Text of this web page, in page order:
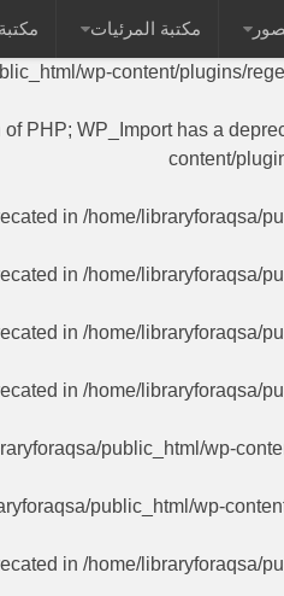
in a future version of
wp-content/plugins/
PHP; WP_Import has a
content/
in /home/libraryforaqsa/
in /home/libraryforaqsa/
in /home/libraryforaqsa/
in /home/libraryforaqsa/
public_html/wp-
public_html/wp-
in /home/libraryforaqsa/
مكتبة المرئيات